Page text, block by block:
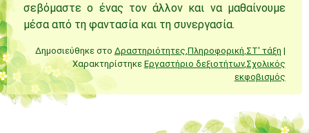
σεβόμαστε ο ένας τον άλλον και να μαθαίνουμε
μέσα από τη φαντασία και τη συνεργασία.
Δημοσιεύθηκε στο Δραστηριότητες Πληροφορική ΣΤ' τάξη |
Χαρακτηρίστηκε Εργαστήριο δεξιοτήτων, Σχολικός
εκφοβισμός